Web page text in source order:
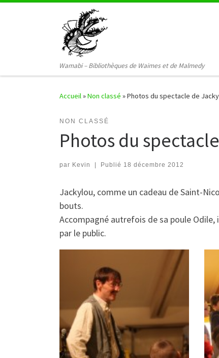
Wamabi – Bibliothèques de Waimes et de Malmedy
Accueil»Non classé »Photos du spectacle de
NON CLASSÉ
Photos du
par Kevin Publié 18 décembre 2012
Jackylou, comme un cadeau de Saint-
bouts.
Accompagné autrefois de sa poule
par le public.